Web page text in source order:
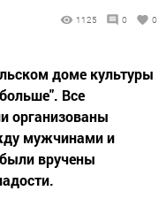
1125 0 0
доме культуры
Все
организованы
мужчинами и
вручены